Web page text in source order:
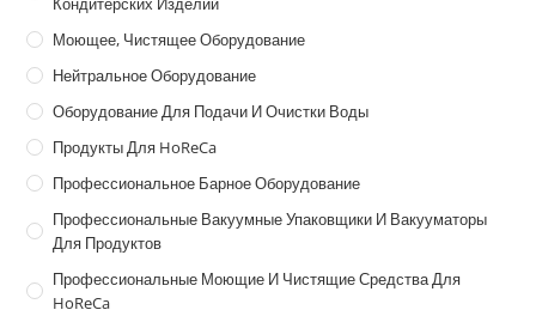
Моющее, Чистящее Оборудование
Нейтральное Оборудование
Оборудование Для Подачи И Очистки Воды
Продукты Для HoReCa
Профессиональное Барное Оборудование
Профессиональные Вакуумные Упаковщики И Вакууматоры
Для Продуктов
Профессиональные Моющие И Чистящие Средства Для
HoReCa